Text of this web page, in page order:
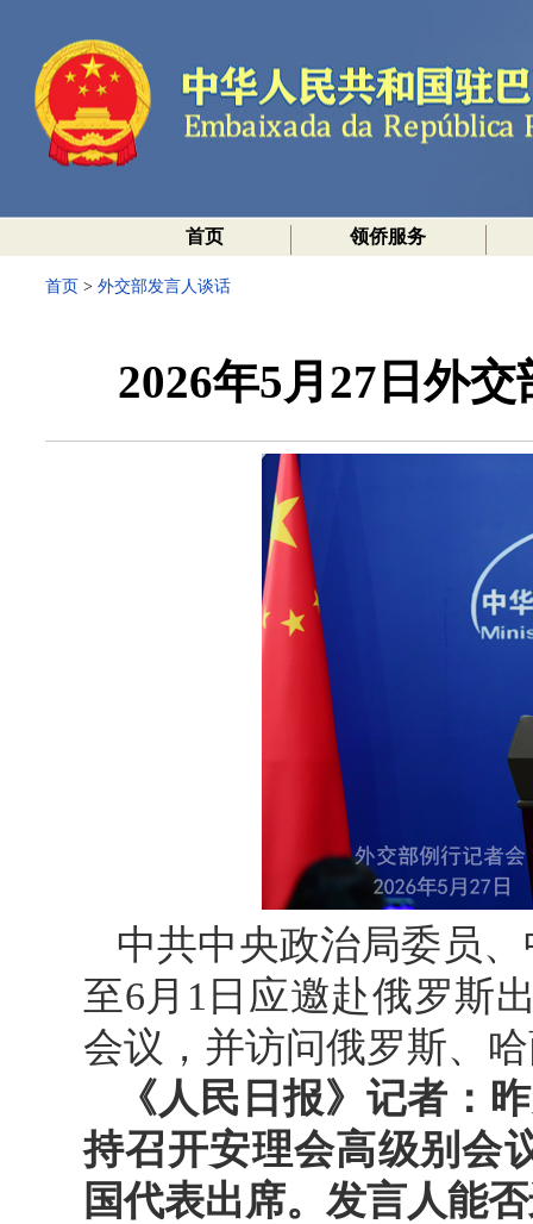
首页 领侨服务
首页 > 外交部发言人谈话
2026年5月27日外
中共中央政治局委员
至6月1日应邀赴俄罗斯
会议，并访问俄罗斯、
《人民日报》记者：
持召开安理会高级别会
国代表出席。发言人能